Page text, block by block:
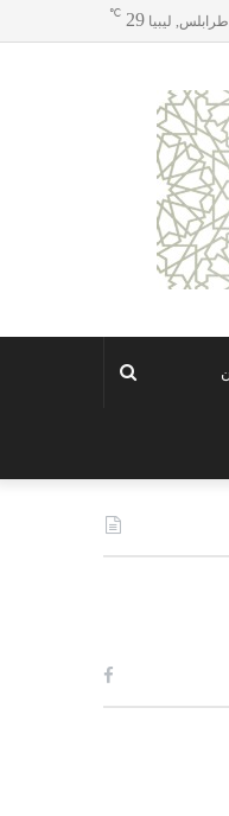
طرابلس, ليبيا 29
℃